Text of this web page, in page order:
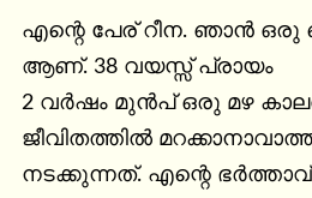
എന്റെ പേര് റീന. ഞാൻ
ആണ്. 38 വയസ്സ് പ്രായം
2 വർഷം മുൻപ് ഒരു മഴ
ജീവിതത്തിൽ
നടക്കുന്നത്. എന്റെ